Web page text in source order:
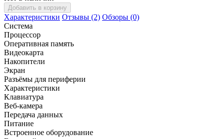
Добавить в корзину
Характеристики Отзывы (2) Обзоры (0)
Система
Процессор
Оперативная память
Видеокарта
Накопители
Экран
Разъёмы для периферии
Характеристики
Клавиатура
Веб-камера
Передача данных
Питание
Встроенное оборудование